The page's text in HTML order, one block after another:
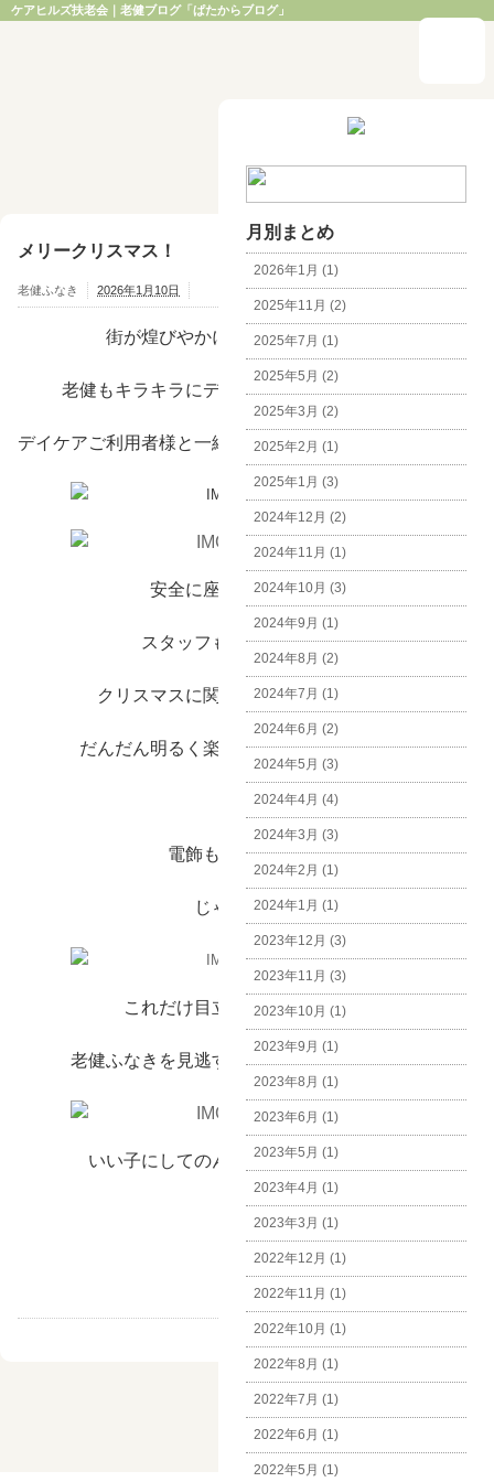
ケアヒルズ扶老会｜老健ブログ「ぱたからブログ」
メリークリスマス！
老健ふなき 2026年1月10日
街が煌びやかに賑わいだす１２月。
老健もキラキラにデコレーションしましょう！
デイケアご利用者様と一緒にツリーの飾りつけをします。
安全に座って飾りつけ。
スタッフも一緒にします。
クリスマスに関するお話をしながら、
だんだん明るく楽しくなっていくツリー。
電飾も飾れば完成！
じゃーーん！
これだけ目立てばサンタさんが
老健ふなきを見逃すことはありませんよね。
いい子にしてのんびり待ってまーーーす
月別まとめ
2026年1月 (1)
2025年11月 (2)
2025年7月 (1)
2025年5月 (2)
2025年3月 (2)
2025年2月 (1)
2025年1月 (3)
2024年12月 (2)
2024年11月 (1)
2024年10月 (3)
2024年9月 (1)
2024年8月 (2)
2024年7月 (1)
2024年6月 (2)
2024年5月 (3)
2024年4月 (4)
2024年3月 (3)
2024年2月 (1)
2024年1月 (1)
2023年12月 (3)
2023年11月 (3)
2023年10月 (1)
2023年9月 (1)
2023年8月 (1)
2023年6月 (1)
2023年5月 (1)
2023年4月 (1)
2023年3月 (1)
2022年12月 (1)
2022年11月 (1)
2022年10月 (1)
2022年8月 (1)
2022年7月 (1)
2022年6月 (1)
2022年5月 (1)